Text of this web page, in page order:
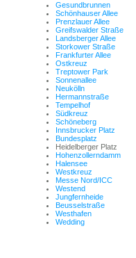
Gesundbrunnen
Schönhauser Allee
Prenzlauer Allee
Greifswalder Straße
Landsberger Allee
Storkower Straße
Frankfurter Allee
Ostkreuz
Treptower Park
Sonnenallee
Neukölln
Hermannstraße
Tempelhof
Südkreuz
Schöneberg
Innsbrucker Platz
Bundesplatz
Heidelberger Platz
Hohenzollerndamm
Halensee
Westkreuz
Messe Nord/ICC
Westend
Jungfernheide
Beusselstraße
Westhafen
Wedding